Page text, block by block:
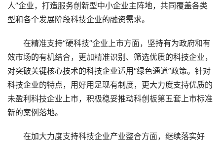
人”企业，打造服务创新型中小企业主阵地，共同覆盖各类
型和各个发展阶段科技企业的融资需求。
在精准支持“硬科技”企业上市方面，坚持有为政府和有
效市场的有机结合，更加精准识别、筛选优质的科技企业，
对突破关键核心技术的科技企业适用“绿色通道”政策。针对
科技企业的特点，用好用足现有制度，更大力度支持优质的
未盈利科技企业上市，积极稳妥推动科创板第五套上市标准
新的案例落地。
在加大力度支持科技企业产业整合方面，继续落实好